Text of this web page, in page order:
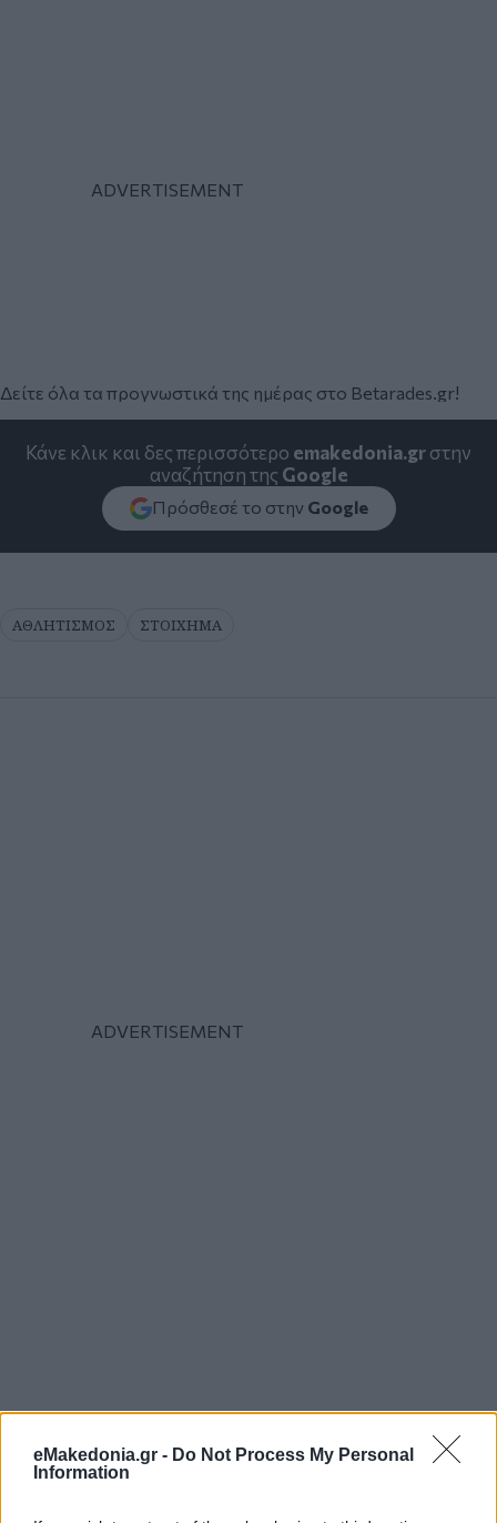
eMakedonia.gr - Do Not Process My Personal
Information
Δείτε όλα τα προγνωστικά της ημέρας στο Betarades.gr!
Κάνε κλικ και δες περισσότερο emakedonia.grστην
αναζήτηση της Google
Πρόσθεσέ το στην Google
ΑΘΛΗΤΙΣΜΟΣ ΣΤΟΙΧΗΜΑ